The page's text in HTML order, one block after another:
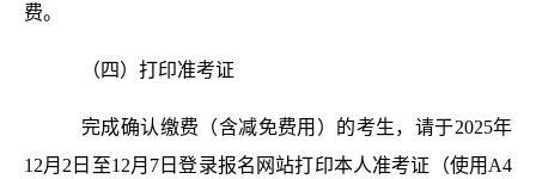
费。
（四）打印准考证
完成确认缴费（含减免费用）的考生，请于2025年
12月2日至12月7日登录报名网站打印本人准考证（使用A4